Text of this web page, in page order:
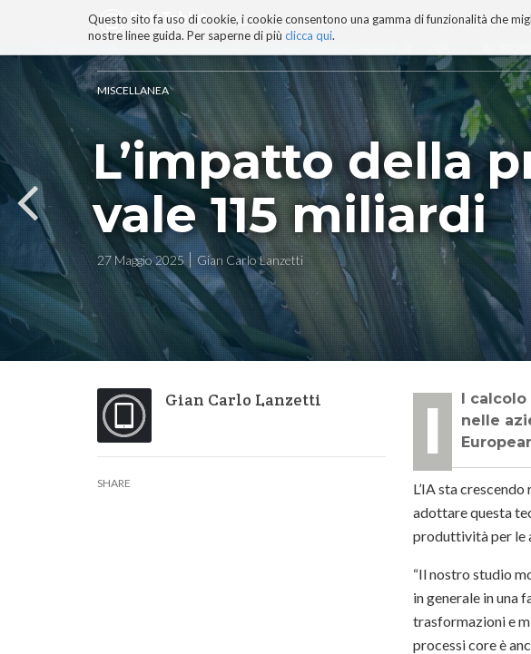
Questo sito fa uso di cookie, i cookie consentono una gamma di funzionalità che
nostre linee guida. Per saperne di più clicca qui.
BLOG TECNOCONSAPEVOLEZZA
ai
contenuti.
|
Salta
alla
navigazione
MISCELLANEA
L’impatto della
vale 115 miliardi
27 Maggio 2025 Gian Carlo Lanzetti
Gian Carlo Lanzetti
SHARE
Il calcolo è contenuto nello studio “Lo stato dell’arte dell’Intelligenza Artificiale
nelle
L’IA sta
adottare questa
produttività per le
“Il nostro studio
in generale in una
trasformazioni e
processi core è